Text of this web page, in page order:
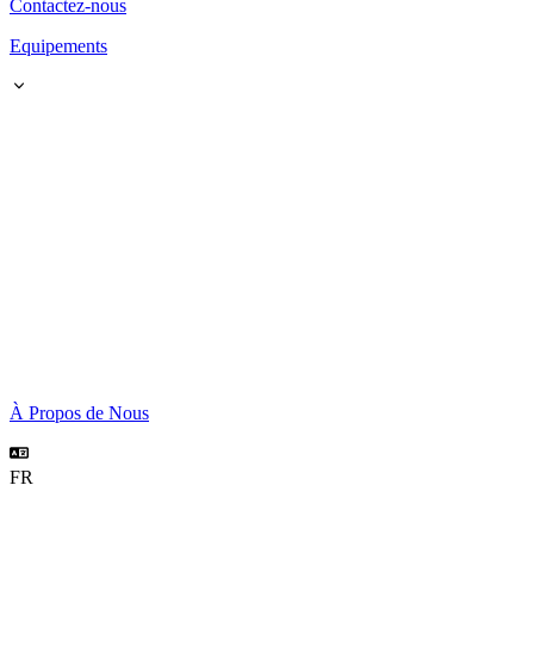
Contactez-nous
Equipements
À Propos de Nous
FR